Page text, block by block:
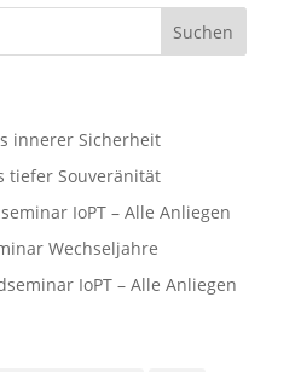
innerer Sicherheit
tiefer Souveränität
IoPT – Alle Anliegen
Wechseljahre
IoPT – Alle Anliegen